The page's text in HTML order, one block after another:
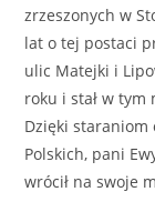
zrzeszonych w
lat o tej postaci
ulic Matejki i
roku i stał w tym
Dzięki staraniom
Polskich, pani
wrócił na swoje